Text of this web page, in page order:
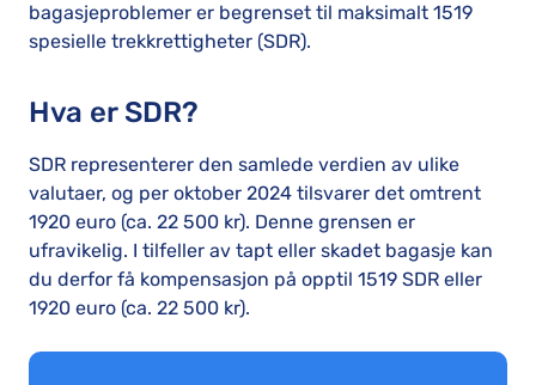
bagasjeproblemer er begrenset til maksimalt 1519
spesielle trekkrettigheter (SDR).
Hva er SDR?
SDR representerer den samlede verdien av ulike
valutaer, og per oktober 2024 tilsvarer det omtrent
1920 euro (ca. 22 500 kr). Denne grensen er
ufravikelig. I tilfeller av tapt eller skadet bagasje kan
du derfor få kompensasjon på opptil 1519 SDR eller
1920 euro (ca. 22 500 kr).